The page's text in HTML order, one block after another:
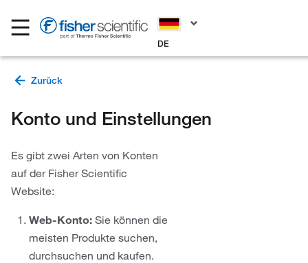
DE
Konto und Einstellungen
Es gibt zwei Arten von Konten
auf der Fisher Scientific
Website:
Web-Konto: Sie können die
meisten Produkte suchen,
durchsuchen und kaufen.